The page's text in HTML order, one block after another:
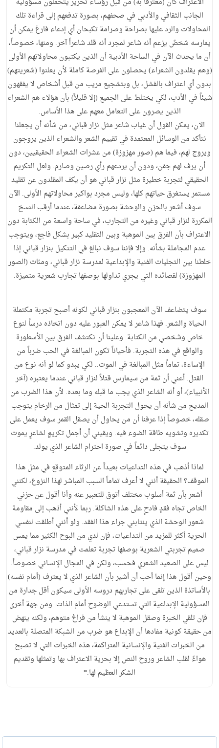
الجانب الثقافي والأدبي في صحفهم، بصورة تدفعهم إلى قراءة تلك
المحاولات والرد عليها بصراحة وصرامة تكبحان أي إدعاء فارغ يمكن أن
يمارسه شخصٌ يزعم أنه شاعر لمجرد أنه قلد شاعراً آخر. ومنها، خصوصاً،
أن ما يحدث الآن في الساحة الأدبية أن الذين يكتبون محاولاتهم الأولى
(وهم يقلدون الشعراء) يحصلون على الفرصة كاملة لأن يعلنوا (شعريتهم)
بدون أي اعتراف بالفشل، بل وبتشجيع مريب من قبل أشخاص لا يفقهون
شيئاً في الأدب، لكي يختلط على الجميع (إلا قليلاً) بأن هؤلاء هم الشعراء
الذين يصرون على التعامل معهم على هذا الأساس.
الآن، يمكن القول أن غياب شاعر مثل نزار قباني، من شأنه أن يجعلنا
نتأكد من الوسائل المعتمدة في تقييم الشعر والشعراء الذين يروجون
ويروج لهم، فيما هم (صور مهزوزة) من عشرات الشعراء الحقيقيين، دون
أن يرف لهم جفن، ودون أن يردعهم رأي رصين وصارم. ولعل التكريم
الحقيقي لتجربة خطيرة مثل نزار قباني هو أن يكف المقلدون عن تقليد
مستمر يستغرق حياتهم كلها، وليس مجرد بواكير محاولاتهم الأولى. الآن
سوف أشعر بالحزن والوحشة بصورة مضاعفة، عندما أرقب النسخ
المكررة لنزار قباني وغيره من التجارب، في ساحة واسعة من الكتابة دون
الاعتراف بأن الفرق بين الموهبة وبين التقليد كبير بشكل فاجع، ويتوجب
عدم المجاملة بشأنه. وإلا فإننا سوف نبالغ في التنكيل بنزار قباني إذا
خلطنا بين التجليات الفنية والإبداعية لمدرسة نزار قباني، ومئات (الصور
المهزوزة) لقصائده التي يجري تداولها بوصفها تجارب شعرية متميزة.
سوف يتضاعف الآن المعجبون بنزار قباني لكونه أصبح تجربة مكتملة
الحياة والشعر. فهذا شاعر لا يمكن العبور عليه دون اتخاذه درساً لنوع
خاص وشخصي من الكتابة. وعلينا أن نكتشف الفرق بين الأسطورة
والواقع في هذه التجربة. فأحياناً تكون المبالغة في الحب ضرباً من
الإساءة، تماماً مثل المبالغة في الموت.. لكي يبدو كما لو أنه نوع من
القتل. أعني أن ثمة من سيمارس قتلاً لنزار قباني عندما يعتبره (آخر
الأنبياء)، أو أنه الشاعر الذي يجب ما قبله وما بعده. لأن هذا الضرب من
المديح من شأنه أن يحول التجربة الحية إلى تمثال من الرخام يتوجب
صقله، خصوصاً إذا عرفنا أن من يحاول أن يصقل القمر سوف يعمل على
تكديره وتشويه طاقة الضوء فيه. ويقيني أن أجمل تكريمٍ لشاعرٍ يموت
سوف يتجلى دائماً في صورة احترام الشاعر الذي يولد.
لماذا أذهب في هذه التداعيات بعيداً عن الرثاء المتوقع في مثل هذا
الموقف؟ الحقيقة أنني لا أعرف تماماً السبب المباشر لهذا النزوع، لكنني
أشعر بأن ثمة أسلوب مختلف أتوق للتعبير عنه وأنا أقول عن حزني
الخاص تجاه فقدٍ فادحٍ على هذه الشاكلة. ربما لأنني أذهب إلى مقاومة
شعور الوحشة الذي ينتابني جراء هذا الفقد. ولو أنني أطلقت لنفسي
الحرية أكثر للمزيد من التداعيات، فإن لدي من البوح الكثير مما يمس
صميم تجربتي الشعرية بوصفها تجربة تعلمت في مدرسة نزار قباني،
ليس على الصعيد الشعري فحسب، ولكن في المجال الإنساني خصوصاً.
وحين أقول هذا إنما أحب أن أشير بأن الشاعر الذي لا يعترف (أمام نفسه)
بالأساتذة الذين تلقى على تجاربهم دروسه الأولى سيكون أقل جدارة من
المسؤولية الإبداعية التي تستدعي الوضوح أمام الذات. ومن جهة أخرى
فإن تلقي الخبرة وصقل الموهبة لا ينشأ من فراغ متوهم، ولكنه ينهض
من حقيقة كونية مفادها أن الإبداع هو ضرب من الشبكة المتصلة بالعديد
من الخبرات الفنية والإنسانية المتراكمة، هذه الخبرات التي لا تصبح
هواءً لقلب الشاعر وروح النص إلا بحرية الاعتراف بها وتمثلها وتقديم
الشكر العظيم لها.*